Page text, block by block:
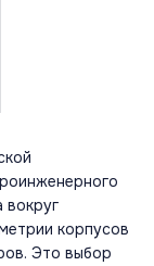
вокруг
корпусов
Это выбор